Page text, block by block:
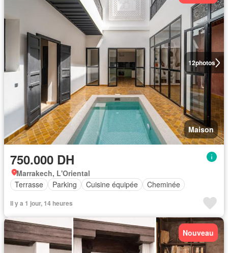
12photos
Maison
750.000 DH
Marrakech, L'Oriental
Terrasse
Parking Cuisine équipée Cheminée
Il y a 1 jour, 14 heures
Nouveau